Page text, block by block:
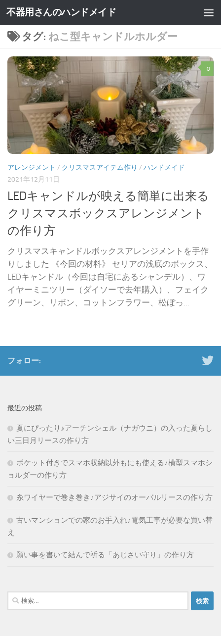
不器用さんのハンドメイド
タグ: ねこ型キャンドルホルダー
0
アレンジメント / クリスマスアイテム作り / ハンドメイド
2021年12月11日
LEDキャンドルが映える簡単に出来る
クリスマスボックスアレンジメント
の作り方
クリスマスキャンドルボックスアレンジメントを手作
りしました 《今回の材料》 セリアの浅底のボックス、
LEDキャンドル（今回は自宅にあるシャンデル）、ワ
イヤーミニツリー（ダイソーで去年購入）、フェイク
グリーン、リボン、コットンフラワー、松ぼっ...
フォロー:
最近の投稿
夏にぴったり♪アーチンシェル（ナガウニ）の入った夏らし
い三日月リースの作り方
ポケット付きでスマホ収納以外もにも使える♪横型スマホシ
ョルダーの作り方
糸ワイヤーで巻き巻き♪アジサイのオーバルリースの作り方
古いマンションでの家のお手入れ♪電気工事が必要な買い替
え
願い事を書いて結んで祈る「あじさい守り」の作り方
検
索: